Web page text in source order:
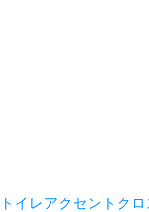
トイレアクセントク